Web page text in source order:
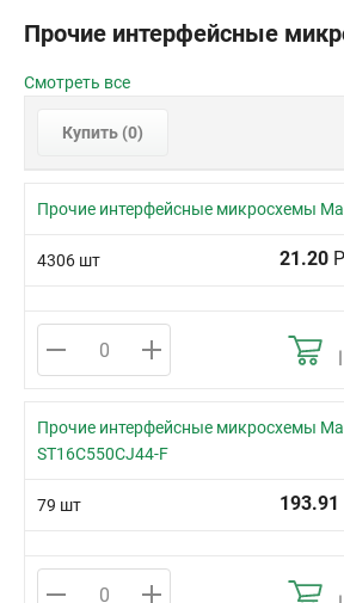
Прочие интерфейсные
Смотреть все
Купить (0)
Прочие интерфейсные микросхемы
4306 шт 21.20 Р
Прочие интерфейсные микросхемы
ST16C550CJ44-F
79 шт 193.91